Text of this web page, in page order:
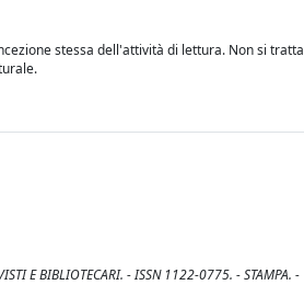
stessa dell'attività di lettura. Non si tratta
E BIBLIOTECARI. - ISSN 1122-0775. - STAMPA. -